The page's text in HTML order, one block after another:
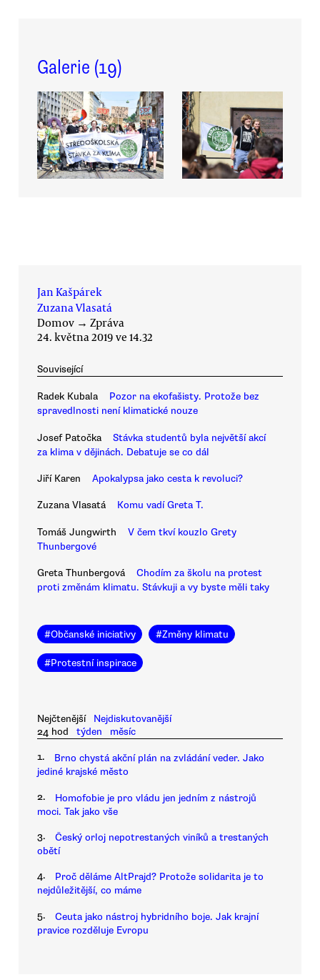
Galerie (19)
Jan Kašpárek
Zuzana Vlasatá
Domov → Zpráva
24. května 2019 ve 14.32
Související
Radek Kubala
Pozor na ekofašisty. Protože bez
spravedlnosti není klimatické nouze
Josef Patočka
Stávka studentů byla největší akcí
za klima v dějinách. Debatuje se co dál
Jiří Karen Apokalypsa jako cesta k revoluci?
Zuzana Vlasatá Komu vadí Greta T.
Tomáš Jungwirth
V čem tkví kouzlo Grety
Thunbergové
Greta Thunbergová
Chodím za školu na protest
proti změnám klimatu. Stávkuji a vy byste měli taky
#Občanské iniciativy #Změny klimatu
#Protestní inspirace
Nejčtenější
Nejdiskutovanější
24 hod
týden měsíc
1.
Brno chystá akční plán na zvládání veder. Jako
jediné krajské město
2.
Homofobie je pro vládu jen jedním z nástrojů
moci. Tak jako vše
3.
Český orloj nepotrestaných viníků a trestaných
obětí
4.
Proč děláme AltPrajd? Protože solidarita je to
nejdůležitější, co máme
5.
Ceuta jako nástroj hybridního boje. Jak krajní
pravice rozděluje Evropu